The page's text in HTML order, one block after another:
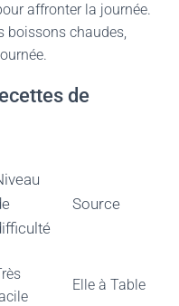
affronter la journée.
boissons chaudes,
de
Source
Elle à Table